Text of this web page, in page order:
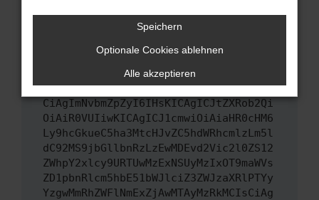
versuchen, das Problem zu beheben. Du kannst
Fehlersuche zu unterstützen:
ewogICJuYW1lIjogIk5ldHdvcmtFcnJvciIs
CiAgImNvbmZpZyI6IHsKICAgICJtZXRob2Qi
OiAiR0VUIiwKICAgICJ1cmwiOiAiaHR0cHM6
Ly9hcGkueC5ha3MtcHJvZC5hdWRhcmlzLm5l
dC92MS9jbGllbnRzLzEwMDEvd2Vic2l0ZS12
ZWhpY2xlcy9URTUwMzExNSUyMzIxOT9maWVs
ZD1pbnRlcm5hbE51bWJlciZ3ZWJzaXRlPTYy
YzgwMmRhZWFlNmExZjAwMTAyMzRkMCIsCiAg
Speichern
Optionale Cookies ablehnen
Alle akzeptieren